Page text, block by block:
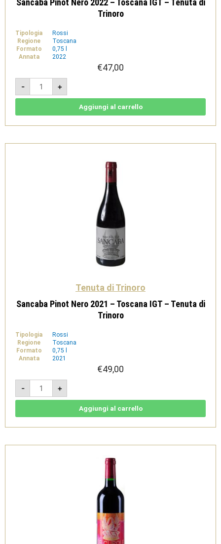
Sancaba Pinot Nero 2022 – Toscana IGT – Tenuta di
Trinoro
Tipologia
Rossi
Regione
Toscana
Formato
0,75 l
Annata
2022
€47,00
-
Sancaba
Pinot
Nero
2022
-
Trinoro
+
Aggiungi al carrello
Tenuta di Trinoro
Sancaba Pinot Nero 2021 – Toscana IGT – Tenuta di
Trinoro
Tipologia
Rossi
Regione
Toscana
Formato
0,75 l
Annata
2021
€49,00
-
Sancaba
Pinot
Nero
2021
-
Trinoro
+
Aggiungi al carrello